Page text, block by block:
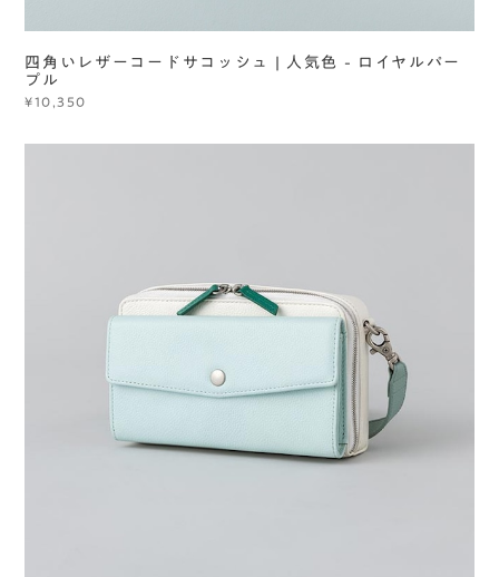
四角いレザーコードサコッシュ | 人気色 - ロイヤルパー
プル
¥10,350